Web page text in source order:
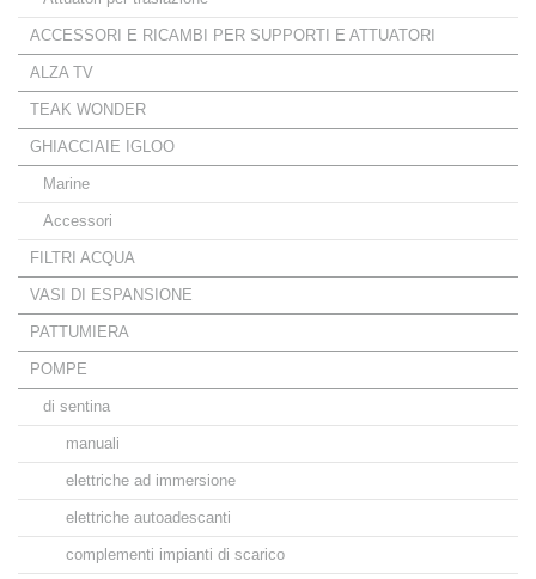
ACCESSORI E RICAMBI PER SUPPORTI E ATTUATORI
ALZA TV
TEAK WONDER
GHIACCIAIE IGLOO
Marine
Accessori
FILTRI ACQUA
VASI DI ESPANSIONE
PATTUMIERA
POMPE
di sentina
manuali
elettriche ad immersione
elettriche autoadescanti
complementi impianti di scarico